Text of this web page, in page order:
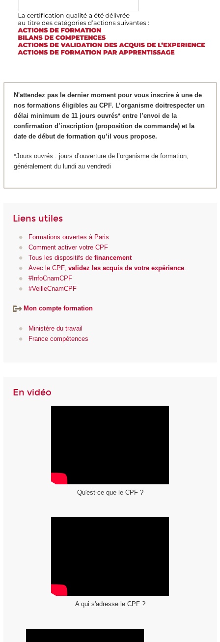
N'attendez pas le dernier moment pour vous inscrire à une de
nos formations éligibles au CPF. L’organisme doitrespecter un
délai minimum de 11 jours ouvrés* entre l’envoi de la
confirmation d’inscription (proposition de commande) et la
date de début de formation qu’il vous propose.
*Jours ouvrés : jours d’ouverture de l’organisme de formation,
généralement du lundi au vendredi
Liens utiles
Formations ouvertes à Paris
Comment activer votre CPF
Tous les dispositifs de financement
Avec le CPF, validez les acquis de votre expérience
#InfoCnamCPF
#VeilleCnamCPF
Mon compte formation
Ministère du travail
France compétences
En vidéo
Qu'est-ce que le CPF ?
A qui s'adresse le CPF ?